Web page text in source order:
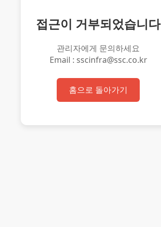
접근이 거부되었습니다
관리자에게 문의하세요
Email : sscinfra@ssc.co.kr
홈으로 돌아가기